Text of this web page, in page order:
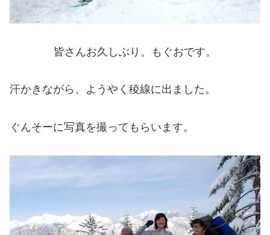
皆さんお久しぶり。もぐおです。
汗かきながら、ようやく稜線に出ました。
ぐんそーに写真を撮ってもらいます。